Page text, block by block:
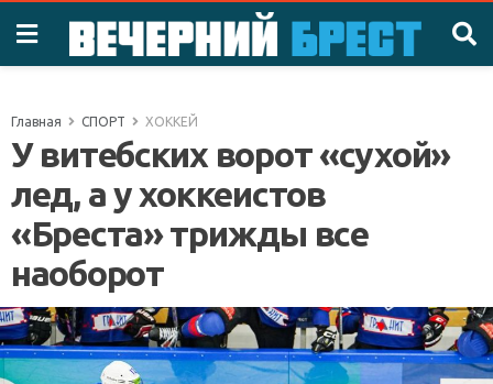
Главная СПОРТ ХОККЕЙ
У витебских ворот «сухой»
лед, а у хоккеистов
«Бреста» трижды все
наоборот